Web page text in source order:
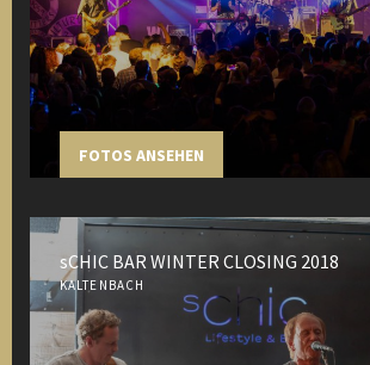
FOTOS ANSEHEN
sCHIC BAR WINTER CLOSING 2018
KALTENBACH